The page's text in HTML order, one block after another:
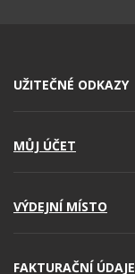
UŽITEČNÉ ODKAZY
MŮJ ÚČET
VÝDEJNÍ MÍSTO
FAKTURAČNÍ ÚDAJE